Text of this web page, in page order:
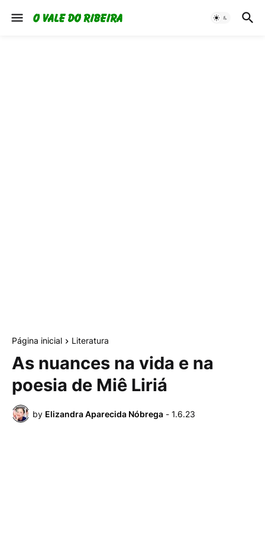
Página inicial Literatura
As nuances na vida e na
poesia de Miê Liriá
by Elizandra Aparecida Nóbrega - 1.6.23